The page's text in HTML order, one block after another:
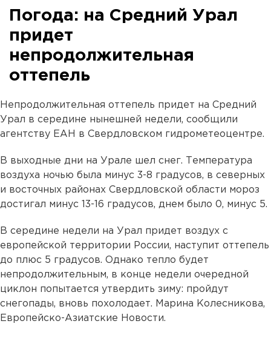
Погода: на Средний Урал
придет
непродолжительная
оттепель
Непродолжительная оттепель придет на Средний
Урал в середине нынешней недели, сообщили
агентству ЕАН в Свердловском гидрометеоцентре.
В выходные дни на Урале шел снег. Температура
воздуха ночью была минус 3-8 градусов, в северных
и восточных районах Свердловской области мороз
достигал минус 13-16 градусов, днем было 0, минус 5.
В середине недели на Урал придет воздух с
европейской территории России, наступит оттепель
до плюс 5 градусов. Однако тепло будет
непродолжительным, в конце недели очередной
циклон попытается утвердить зиму: пройдут
снегопады, вновь похолодает. Марина Колесникова,
Европейско-Азиатские Новости.